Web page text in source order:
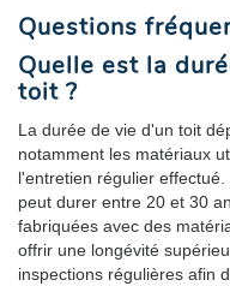
Questions
Quelle est la
toit ?
La durée de vie d'un toit
notamment les matériaux
l'entretien régulier
peut durer entre 20 et 30
fabriquées avec des
offrir une longévité
inspections régulières afin